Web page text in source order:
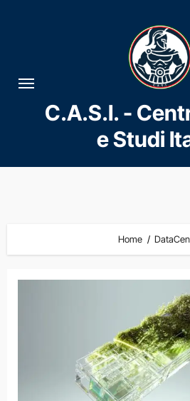
al
C.A.S.I. -
e Studi
Home